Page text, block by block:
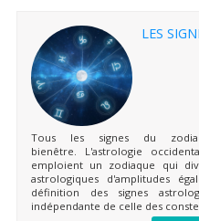
LES
Tous les signes du
bienêtre. L'astrologie
emploient un zodiaque qui
astrologiques d'amplitudes
définition des signes
indépendante de celle des